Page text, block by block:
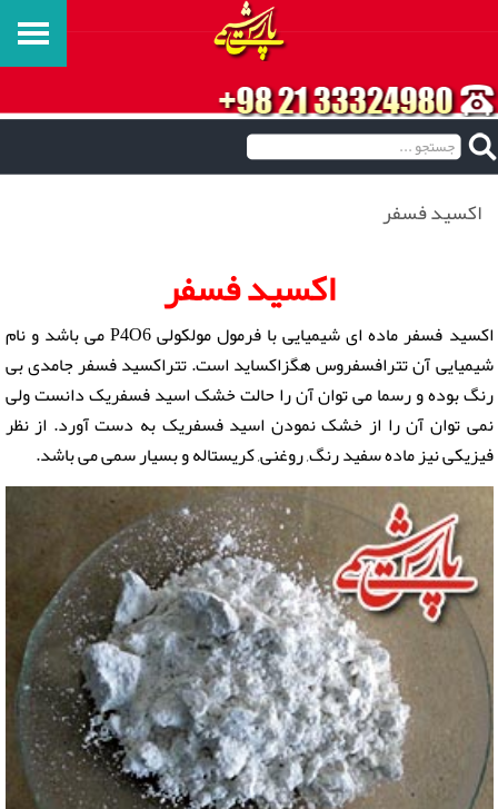
اکسید فسفر
اکسید فسفر
اکسید فسفر ماده ای شیمیایی با فرمول مولکولی P4O6 می باشد و نام
شیمیایی آن تترافسفروس هگزاکساید است. تتراکسید فسفر جامدی بی
رنگ بوده و رسما می توان آن را حالت خشک اسید فسفریک دانست ولی
نمی توان آن را از خشک نمودن اسید فسفریک به دست آورد. از نظر
فیزیکی نیز ماده سفید رنگ, روغنی, کریستاله و بسیار سمی می باشد.